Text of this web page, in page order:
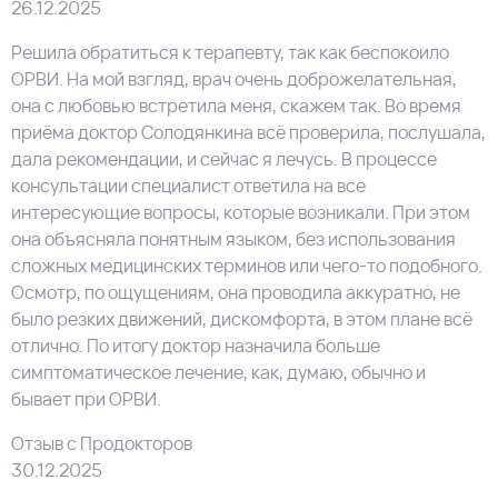
26.12.2025
Решила обратиться к терапевту, так как беспокоило
ОРВИ. На мой взгляд, врач очень доброжелательная,
она с любовью встретила меня, скажем так. Во время
приёма доктор Солодянкина всё проверила, послушала,
дала рекомендации, и сейчас я лечусь. В процессе
консультации специалист ответила на все
интересующие вопросы, которые возникали. При этом
она объясняла понятным языком, без использования
сложных медицинских терминов или чего-то подобного.
Осмотр, по ощущениям, она проводила аккуратно, не
было резких движений, дискомфорта, в этом плане всё
отлично. По итогу доктор назначила больше
симптоматическое лечение, как, думаю, обычно и
бывает при ОРВИ.
Отзыв с Продокторов
30.12.2025